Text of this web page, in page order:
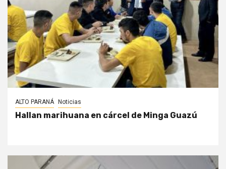
ALTO PARANÁ Noticias
Hallan marihuana en cárcel de Minga Guazú